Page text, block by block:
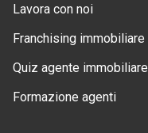
Lavora con noi
Franchising immobiliare
Quiz agente immobiliare
Formazione agenti